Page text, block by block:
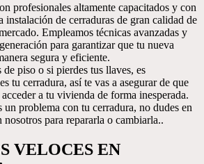
profesionales altamente capacitados y con
instalación de cerraduras de gran calidad de
Empleamos técnicas avanzadas y
para garantizar que tu nueva
segura y eficiente.
de piso o si pierdes tus llaves, es
tu cerradura, así te vas a asegurar de que
a tu vivienda de forma inesperada.
un problema con tu cerradura, no dudes en
para repararla o cambiarla..
VELOCES EN